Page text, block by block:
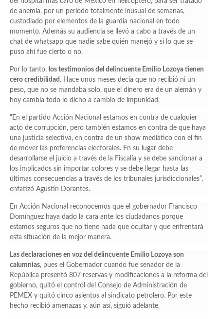
de anemia, por un periodo totalmente inusual de semanas,
custodiado por elementos de la guardia nacional en todo
momento. Además su audiencia se llevó a cabo a través de un
chat de whatsapp que nadie sabe quién manejó y si lo que se
puso ahí fue cierto o no.
Por lo tanto, los testimonios del delincuente Emilio Lozoya tienen
cero credibilidad. Hace unos meses decía que no recibió ni un
peso, que no se mandaba solo, que el dinero era de un alemán y
hoy cambia todo lo dicho a cambio de impunidad.
“En el partido Acción Nacional estamos en contra de cualquier
acto de corrupción, pero también estamos en contra de que haya
una justicia selectiva, en contra de un show mediático con el fin
de mover las preferencias electorales. En su lugar debe
desarrollarse el juicio a través de la Fiscalía y se debe sancionar a
los implicados sin importar colores y se debe llegar hasta las
últimas consecuencias a través de los tribunales jurisdiccionales”,
enfatizó Agustín Dorantes.
En Acción Nacional reconocemos que el gobernador Francisco
Domínguez haya dado la cara ante los ciudadanos porque
estamos seguros que no tiene nada que ocultar y que enfrentará
esta situación de la mejor manera.
Las declaraciones en voz del delincuente Emilio Lozoya son
calumnias, pues el Gobernador cuando fue senador de la
República presentó 807 reservas y modificaciones a la reforma del
gobierno, quitó el control del Consejo de Administración de
PEMEX y quitó cinco asientos al sindicato petrolero. Por este
hecho recibió amenazas y, aún así, siguió adelante.